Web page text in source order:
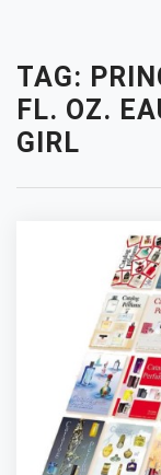
TAG:
FL. OZ.
GIRL